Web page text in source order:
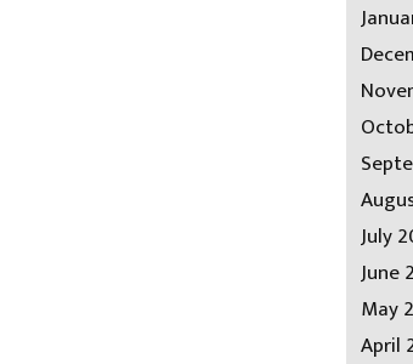
July
June
May
April